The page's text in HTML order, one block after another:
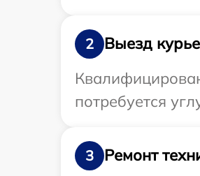
2
Выезд
потребуется
3
Ремонт